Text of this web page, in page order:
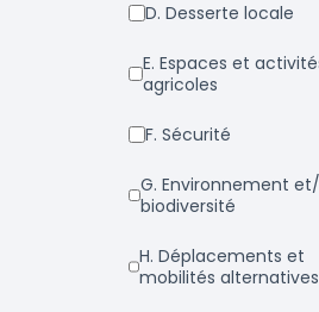
d. Desserte locale
e. Espaces et activités
agricoles
f. Sécurité
g. Environnement et/ou
biodiversité
h. Déplacements et
mobilités alternatives